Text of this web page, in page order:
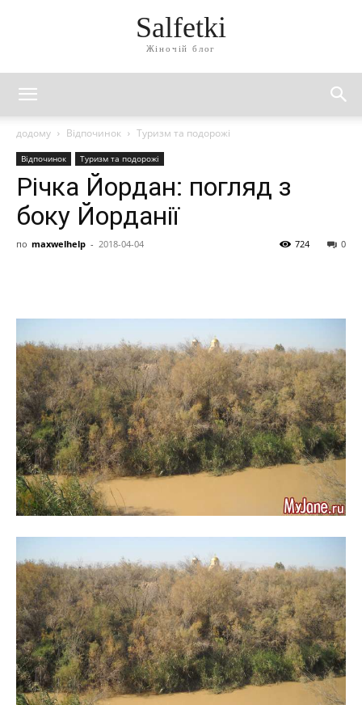
Salfetki
Жіночій блог
додому Відпочинок Туризм та подорожі
Відпочинок Туризм та подорожі
Річка Йордан: погляд з
боку Йорданії
по maxwelhelp - 2018-04-04 0
724